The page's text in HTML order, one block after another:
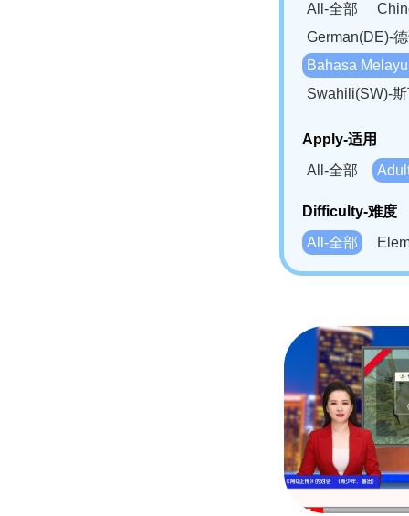
All-全部
German(DE)-
Bahasa
Swahili(SW)-
Apply-适用
All-全部
Difficulty-难度
All-全部